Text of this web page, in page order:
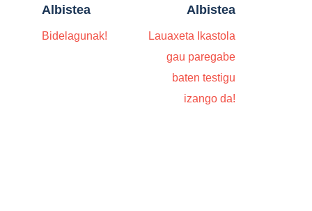
Albistea
Bidelagunak!
Albistea
Lauaxeta Ikastola
gau paregabe
baten testigu
izango da!